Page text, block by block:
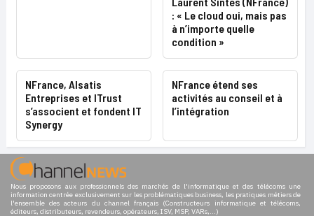
: « Le cloud oui, mais pas
à n’importe quelle
condition »
NFrance, Alsatis
Entreprises et ITrust
s’associent et fondent IT
Synergy
NFrance étend ses
activités au conseil et à
l’intégration
Nous proposons aux professionnels des marchés de l'informatique et des télécoms une
information centrée exclusivement sur les problématiques business, les pratiques métiers de
l'ensemble des acteurs du channel français (Constructeurs informatique et télécoms,
éditeurs, distributeurs, revendeurs, opérateurs, ISV, MSP, VARs,...)